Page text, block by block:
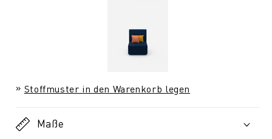
Stoffmuster in den Warenkorb legen
Maße